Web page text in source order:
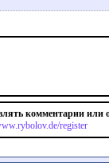
комментарии
register